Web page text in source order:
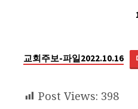
교회주보-파일2022.10.16
Post Views: 398